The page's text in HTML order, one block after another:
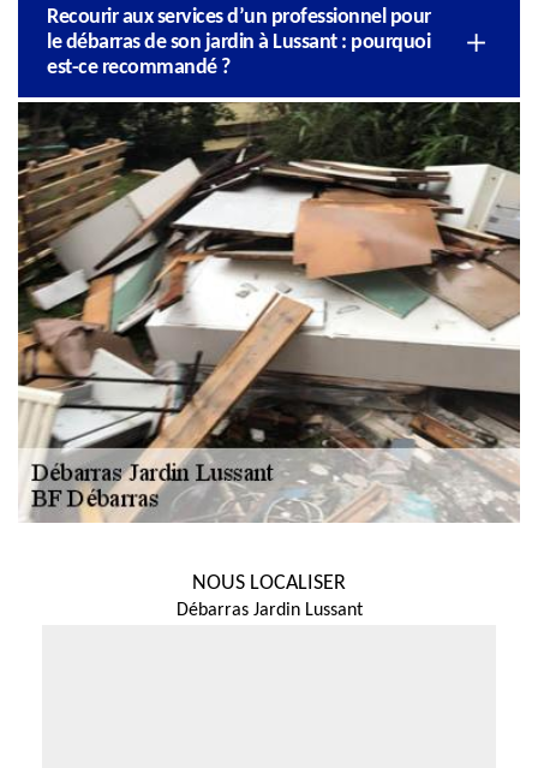
Recourir aux services d’un professionnel pour
le débarras de son jardin à Lussant : pourquoi
est-ce recommandé ?
NOUS LOCALISER
Débarras Jardin Lussant